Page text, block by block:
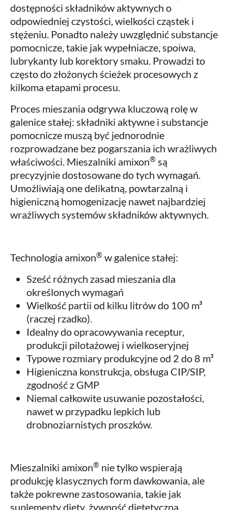
dostępności składników aktywnych o
odpowiedniej czystości, wielkości cząstek i
stężeniu. Ponadto należy uwzględnić substancje
pomocnicze, takie jak wypełniacze, spoiwa,
lubrykanty lub korektory smaku. Prowadzi to
często do złożonych ścieżek procesowych z
kilkoma etapami procesu.
Proces mieszania odgrywa kluczową rolę w
galenice stałej: składniki aktywne i substancje
pomocnicze muszą być jednorodnie
rozprowadzane bez pogarszania ich wrażliwych
właściwości. Mieszalniki amixon® są
precyzyjnie dostosowane do tych wymagań.
Umożliwiają one delikatną, powtarzalną i
higieniczną homogenizację nawet najbardziej
wrażliwych systemów składników aktywnych.
Technologia amixon® w galenice stałej:
Sześć różnych zasad mieszania dla
określonych wymagań
Wielkość partii od kilku litrów do 100 m³
(raczej rzadko).
Idealny do opracowywania receptur,
produkcji pilotażowej i wielkoseryjnej
Typowe rozmiary produkcyjne od 2 do 8 m³
Higieniczna konstrukcja, obsługa CIP/SIP,
zgodność z GMP
Niemal całkowite usuwanie pozostałości,
nawet w przypadku lepkich lub
drobnoziarnistych proszków.
Mieszalniki amixon® nie tylko wspierają
produkcję klasycznych form dawkowania, ale
także pokrewne zastosowania, takie jak
suplementy diety, żywność dietetyczna,